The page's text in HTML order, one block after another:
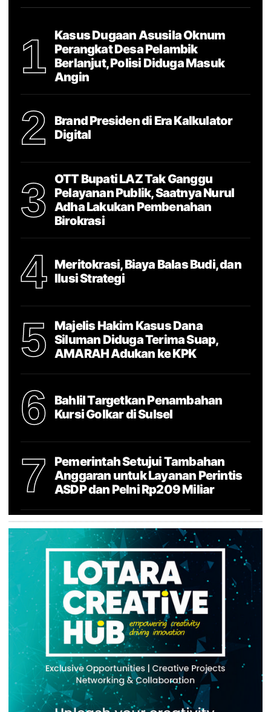
1
Kasus Dugaan Asusila Oknum
Perangkat Desa Pelambik
Berlanjut, Polisi Diduga Masuk
Angin
2
Brand Presiden di Era Kalkulator
Digital
3
OTT Bupati LAZ Tak Ganggu
Pelayanan Publik, Saatnya Nurul
Adha Lakukan Pembenahan
Birokrasi
4
Meritokrasi, Biaya Balas Budi, dan
Ilusi Strategi
5
Majelis Hakim Kasus Dana
Siluman Diduga Terima Suap,
AMARAH Adukan ke KPK
6
Bahlil Targetkan Penambahan
Kursi Golkar di Sulsel
7
Pemerintah Setujui Tambahan
Anggaran untuk Layanan Perintis
ASDP dan Pelni Rp209 Miliar